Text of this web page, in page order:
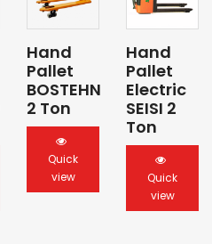
Hand
Pallet
BOSTEHN
2 Ton
Quick
view
Hand
Pallet
Electric
SEISI 2
Ton
Quick
view